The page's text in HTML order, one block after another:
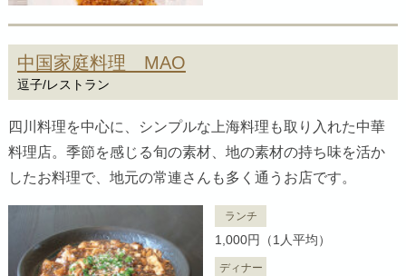
中国家庭料理 MAO
逗子/レストラン
四川料理を中心に、シンプルな上海料理も取り入れた中華
料理店。季節を感じる旬の素材、地の素材の持ち味を活か
したお料理で、地元の常連さんも多く通うお店です。
ランチ
1,000円（1人平均）
ディナー